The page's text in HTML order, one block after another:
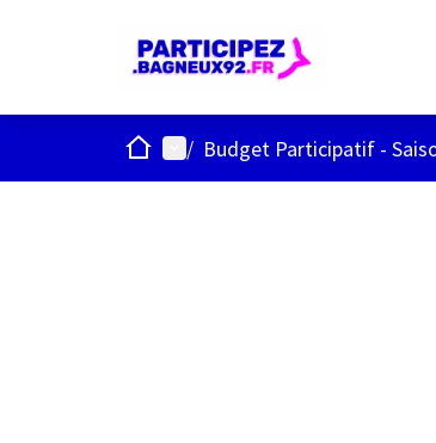
ACCUEILMenu principal
/ Budget Participatif -